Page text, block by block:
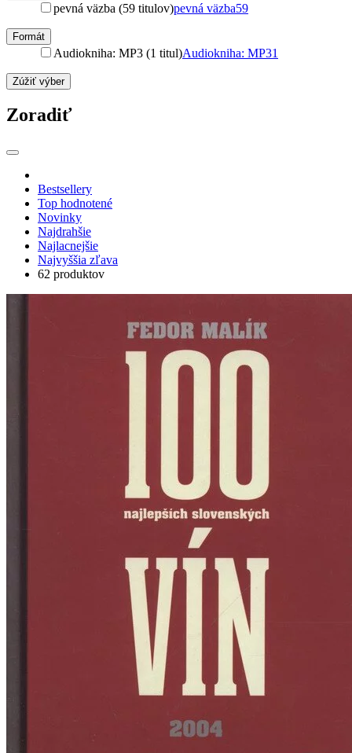
pevná väzba (59 titulov)pevná väzba59
Formát
Audiokniha: MP3 (1 titul)Audiokniha: MP31
Zúžiť výber
Zoradiť
Bestsellery
Top hodnotené
Novinky
Najdrahšie
Najlacnejšie
Najvyššia zľava
62 produktov